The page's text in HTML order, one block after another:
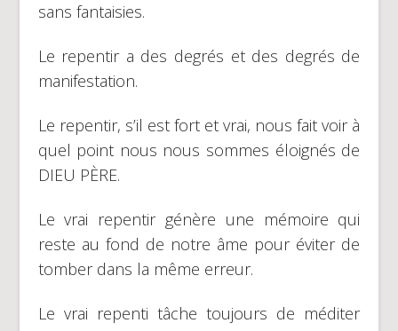
sans fantaisies.
Le repentir a des degrés et des degrés de
manifestation.
Le repentir, s’il est fort et vrai, nous fait voir à
quel point nous nous sommes éloignés de
DIEU PÈRE.
Le vrai repentir génère une mémoire qui
reste au fond de notre âme pour éviter de
tomber dans la même erreur.
Le vrai repenti tâche toujours de méditer